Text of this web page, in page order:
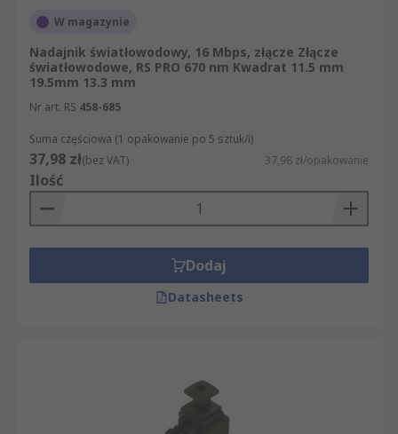
Typy nadajników światłowodowych
Nadajniki światłowodowe są zwykle
urządzeniami półprzewodnikowymi. Dwa główne
i diody laserowe.
Diody LED wytwarzają niespójne światło,
które jest zawarte we włóknie
światłowodowym. Są one najczęściej
używane w sieciach lokalnych.
Diody laserowe wytwarzają kierunkowe,
spójne światło. Oznacza to, że mniej światła
dużej mierze zastąpiły diody LED, ponieważ
charakteryzują się większą prędkością i
W magazynie
Nadajnik światłowodowy, 16 Mbps, złącze Złącze
światłowodowe, RS PRO 670 nm Kwadrat 11.5 mm
19.5mm 13.3 mm
Nr art. RS 458-685
Suma częściowa (1 opakowanie po 5 sztuk/i)
37,98 zł(bez VAT) 37,98 zł/opakowanie
Ilość
Dodaj
Datasheets